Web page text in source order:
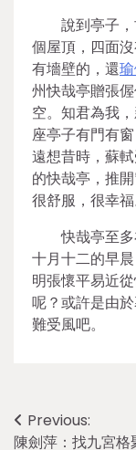
說到亭子
個屋頂，四面
有墻壁的，還
州快哉亭贈張
空。知君為我
座亭子有門有
遠想昔時，蘇
的快哉亭，推
很舒服，很幸福
快哉亭至
十月十二的早
明張懷平易近
呢？或許是由
難受風吧。
Post
Previous:
陳劍萍：找九宮格